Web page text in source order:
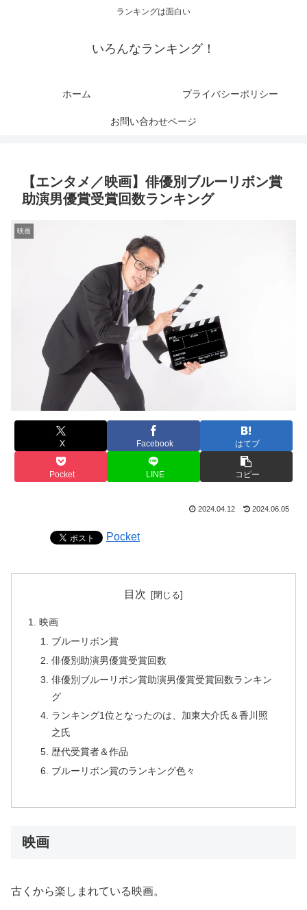
ランキングは面白い
いろんなランキング！
ホーム プライバシーポリシー
お問い合わせページ
【エンタメ／映画】俳優別ブルーリボン賞
助演男優賞受賞回数ランキング
映画
X Facebook はてブ
Pocket LINE コピー
2024.04.12 2024.06.05
Pocket
目次
映画
ブルーリボン賞
俳優別助演男優賞受賞回数
俳優別ブルーリボン賞助演男優賞受賞回数ランキン
グ
ランキング1位となったのは、加東大介氏＆香川照
之氏
歴代受賞者＆作品
ブルーリボン賞のランキング色々
映画
古くから楽しまれている映画。